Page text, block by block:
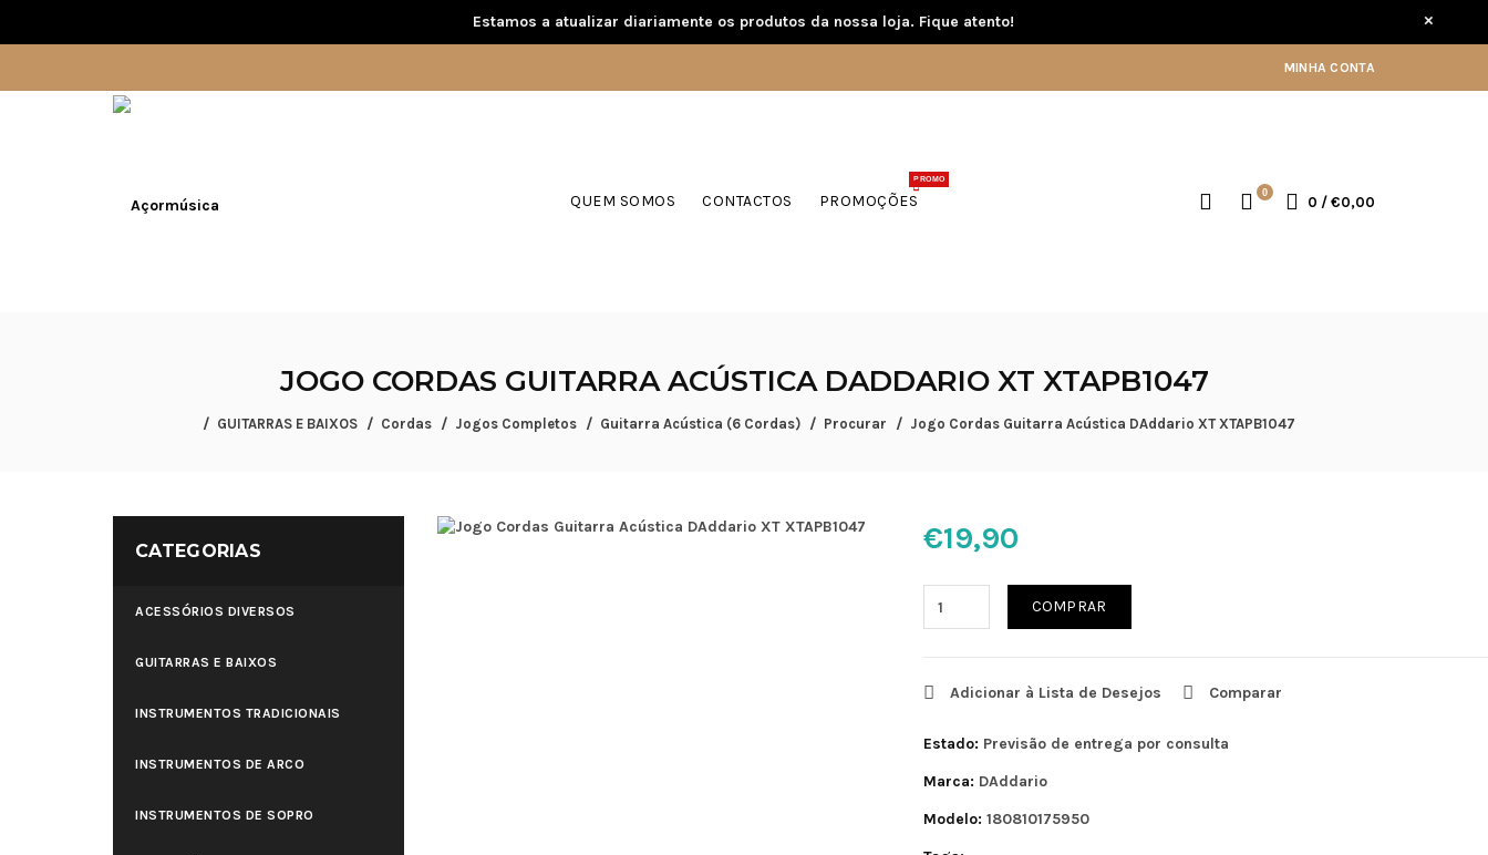
Estamos a atualizar diariamente os produtos da nossa loja. Fique atento! ×
MINHA CONTA
QUEM SOMOS CONTACTOS PROMOÇÕES
PROMO
0
0 / €0,00
JOGO CORDAS GUITARRA ACÚSTICA DADDARIO XT XTAPB1047
GUITARRAS E BAIXOS Cordas Jogos Completos Guitarra Acústica (6 Cordas) Procurar Jogo Cordas Guitarra Acústica DAddario XT XTAPB1047
CATEGORIAS
ACESSÓRIOS DIVERSOS
GUITARRAS E BAIXOS
INSTRUMENTOS TRADICIONAIS
INSTRUMENTOS DE ARCO
INSTRUMENTOS DE SOPRO
€19,90
COMPRAR
Adicionar à Lista de Desejos Comparar
Estado: Previsão de entrega por consulta
Marca: DAddario
Modelo: 180810175950